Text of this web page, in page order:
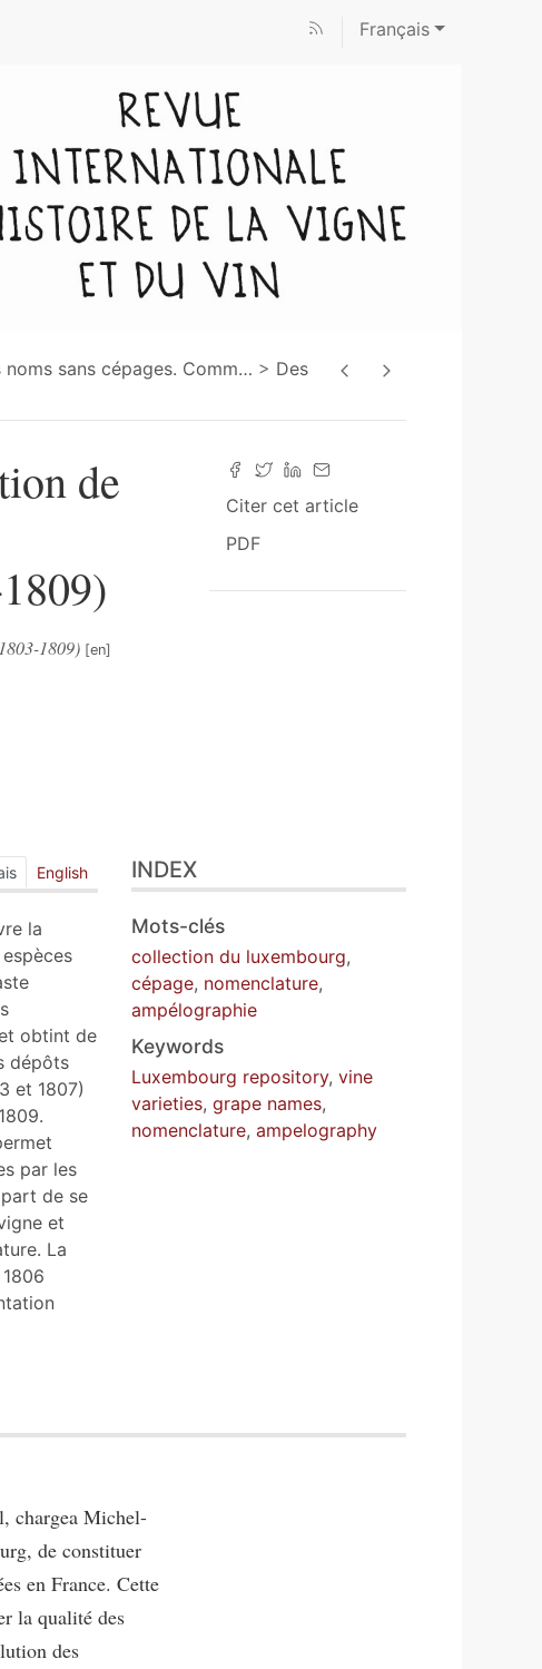
Français
sans cépages. Comm…
Des
Citer cet article
PDF
de
1809)
English
la
obtint de
dépôts
et 1807)
par les
de se
et
La
INDEX
Mots-clés
collection du luxembourg,
cépage, nomenclature,
ampélographie
Keywords
Luxembourg repository,vine
varieties,grape names,
nomenclature,ampelography
chargea Michel-
de constituer
en France. Cette
la qualité des
des